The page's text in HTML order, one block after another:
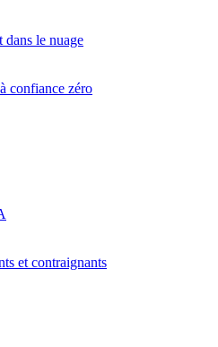
dans le nuage
confiance zéro
et contraignants